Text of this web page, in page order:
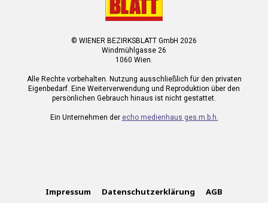
© WIENER BEZIRKSBLATT GmbH 2026
Windmühlgasse 26
1060 Wien.
Alle Rechte vorbehalten. Nutzung ausschließlich für den privaten
Eigenbedarf. Eine Weiterverwendung und Reproduktion über den
persönlichen Gebrauch hinaus ist nicht gestattet.
Ein Unternehmen der echo medienhaus ges.m.b.h.
Impressum Datenschutzerklärung AGB